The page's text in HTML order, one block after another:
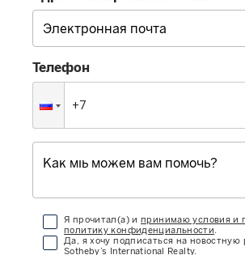
Телефон
Я прочитал(а) и принимаю условия и
политику конфиденциальности.
Да, я хочу подписаться на новостную
Sotheby’s International Realty.